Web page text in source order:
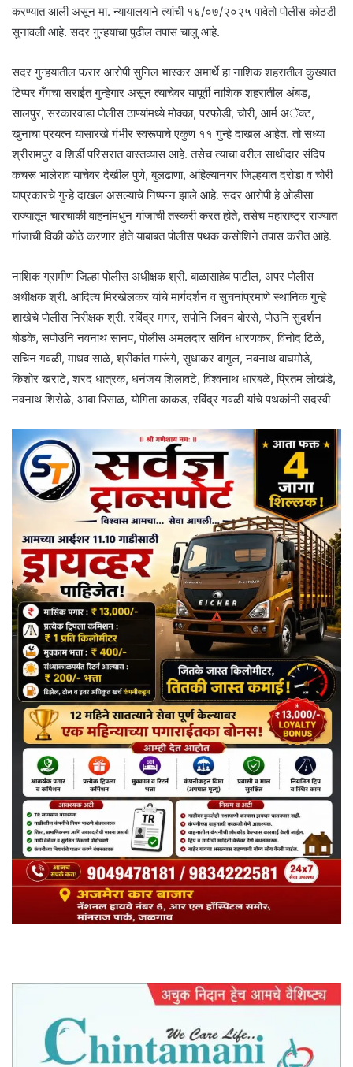
करण्यात आली असून मा. न्यायालयाने त्यांची १६/०७/२०२५ पावेतो पोलीस कोठडी
सुनावली आहे. सदर गुन्हयाचा पुढील तपास चालु आहे.
सदर गुन्हयातील फरार आरोपी सुनिल भास्कर अमार्थे हा नाशिक शहरातील कुख्यात
टिप्पर गँगचा सराईत गुन्हेगार असून त्याचेवर यापूर्वी नाशिक शहरातील अंबड,
सालपुर, सरकारवाडा पोलीस ठाण्यांमध्ये मोक्का, परफोडी, चोरी, आर्म अॅक्ट,
खुनाचा प्रयत्न यासारखे गंभीर स्वरूपाचे एकुण ११ गुन्हे दाखल आहेत. तो सध्या
श्रीरामपुर व शिर्डी परिसरात वास्तव्यास आहे. तसेच त्याचा वरील साथीदार संदिप
कचरू भालेराव याचेवर देखील पुणे, बुलढाणा, अहिल्यानगर जिल्हयात दरोडा व चोरी
याप्रकारचे गुन्हे दाखल असल्याचे निष्पन्न झाले आहे. सदर आरोपी हे ओडीसा
राज्यातून चारचाकी वाहनांमधुन गांजाची तस्करी करत होते, तसेच महाराष्ट्र राज्यात
गांजाची विकी कोठे करणार होते याबाबत पोलीस पथक कसोशिने तपास करीत आहे.
नाशिक ग्रामीण जिल्हा पोलीस अधीक्षक श्री. बाळासाहेब पाटील, अपर पोलीस
अधीक्षक श्री. आदित्य मिरखेलकर यांचे मार्गदर्शन व सुचनांप्रमाणे स्थानिक गुन्हे
शाखेचे पोलीस निरीक्षक श्री. रविंद्र मगर, सपोनि जिवन बोरसे, पोउनि सुदर्शन
बोडके, सपोउनि नवनाथ सानप, पोलीस अंमलदार सविन धारणकर, विनोद टिळे,
सचिन गवळी, माधव साळे, श्रीकांत गारूंगे, सुधाकर बागुल, नवनाथ वाघमोडे,
किशोर खराटे, शरद धात्रक, धनंजय शिलावटे, विश्वनाथ धारबळे, प्रितम लोखंडे,
नवनाथ शिरोळे, आबा पिसाळ, योगिता काकड, रविंद्र गवळी यांचे पथकांनी सदस्वी